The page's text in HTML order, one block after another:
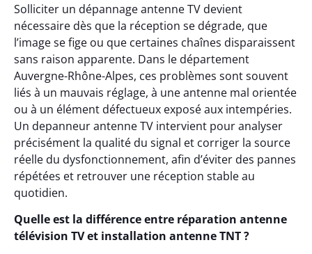
Solliciter un dépannage antenne TV devient
nécessaire dès que la réception se dégrade, que
l’image se fige ou que certaines chaînes disparaissent
sans raison apparente. Dans le département
Auvergne-Rhône-Alpes, ces problèmes sont souvent
liés à un mauvais réglage, à une antenne mal orientée
ou à un élément défectueux exposé aux intempéries.
Un depanneur antenne TV intervient pour analyser
précisément la qualité du signal et corriger la source
réelle du dysfonctionnement, afin d’éviter des pannes
répétées et retrouver une réception stable au
quotidien.
Quelle est la différence entre réparation antenne
télévision TV et installation antenne TNT ?